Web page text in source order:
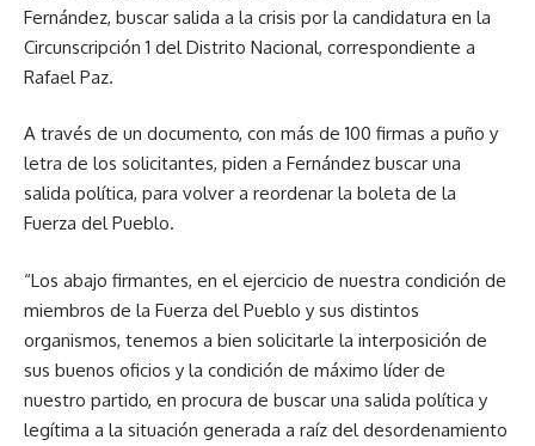
Fernández, buscar salida a la crisis por la candidatura en la
Circunscripción 1 del Distrito Nacional, correspondiente a
Rafael Paz.
A través de un documento, con más de 100 firmas a puño y
letra de los solicitantes, piden a Fernández buscar una
salida política, para volver a reordenar la boleta de la
Fuerza del Pueblo.
“Los abajo firmantes, en el ejercicio de nuestra condición de
miembros de la Fuerza del Pueblo y sus distintos
organismos, tenemos a bien solicitarle la interposición de
sus buenos oficios y la condición de máximo líder de
nuestro partido, en procura de buscar una salida política y
legítima a la situación generada a raíz del desordenamiento